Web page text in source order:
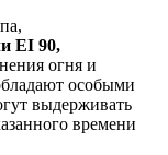
EI 90,
огня и
особыми
выдерживать
времени